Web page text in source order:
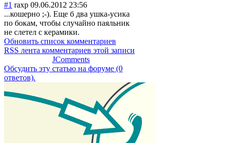
#1 raxp 09.06.2012 23:56
...кошерно ;-). Еще б два ушка-усика
по бокам, чтобы случайно паяльник
не слетел с керамики.
Обновить список комментариев
RSS лента комментариев этой записи
JComments
Обсудить эту статью на форуме (0
ответов).